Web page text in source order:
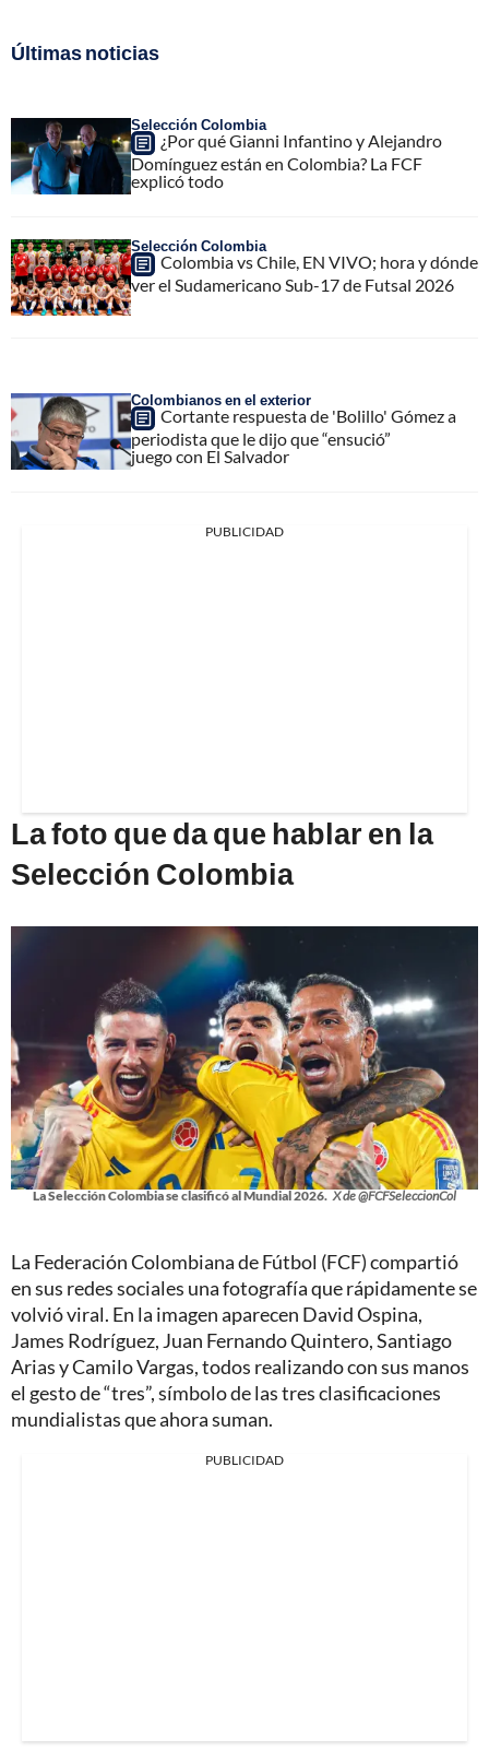
Últimas noticias
Selección Colombia
¿Por qué Gianni Infantino y Alejandro
Domínguez están en Colombia? La FCF
explicó todo
Selección Colombia
Colombia vs Chile, EN VIVO; hora y dónde
ver el Sudamericano Sub-17 de Futsal 2026
Colombianos en el exterior
Cortante respuesta de 'Bolillo' Gómez a
periodista que le dijo que “ensució”
juego con El Salvador
PUBLICIDAD
La foto que da que hablar en la
Selección Colombia
La Selección Colombia se clasificó al Mundial 2026. X de @FCFSeleccionCol
La Federación Colombiana de Fútbol (FCF) compartió
en sus redes sociales una fotografía que rápidamente se
volvió viral. En la imagen aparecen David Ospina,
James Rodríguez, Juan Fernando Quintero, Santiago
Arias y Camilo Vargas, todos realizando con sus manos
el gesto de “tres”, símbolo de las tres clasificaciones
mundialistas que ahora suman.
PUBLICIDAD